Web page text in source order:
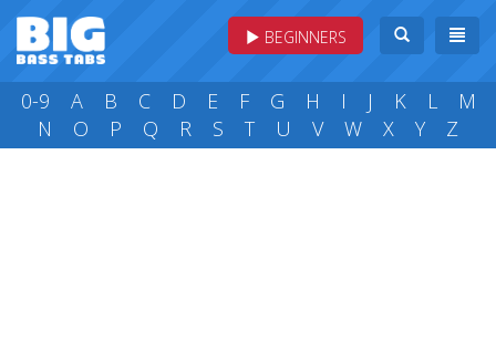
BEGINNERS
0-9 A B C D E F G H I J K L
M
N
O P Q R S T U V W X Y Z